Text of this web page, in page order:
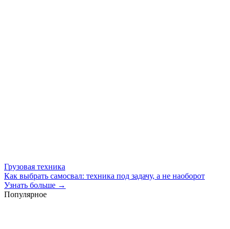
Грузовая техника
Как выбрать самосвал: техника под задачу, а не наоборот
Узнать больше →
Популярное